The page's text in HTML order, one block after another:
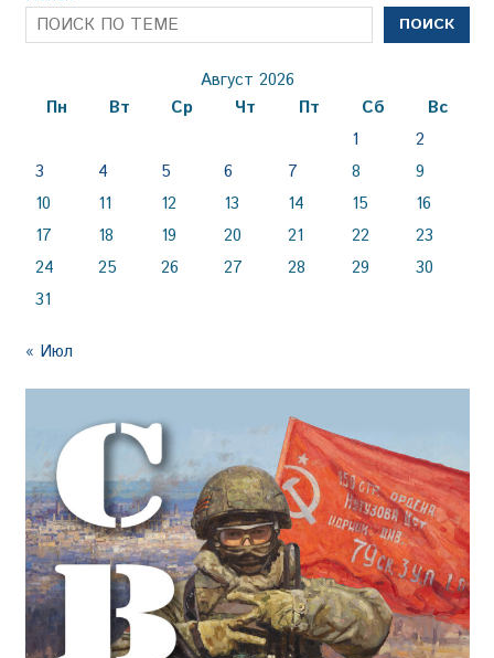
ПОИСК
Август 2026
Пн
Вт Ср Чт Пт Сб
Вс
1
2
3
4 5 6 7 8
9
10
11 12 13 14 15
16
17
18 19 20 21 22
23
24
25 26 27 28 29
30
31
« Июл